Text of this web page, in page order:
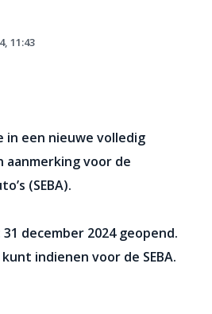
11:43
in een nieuwe volledig
aanmerking voor de
(SEBA).
december 2024 geopend.
indienen voor de SEBA.